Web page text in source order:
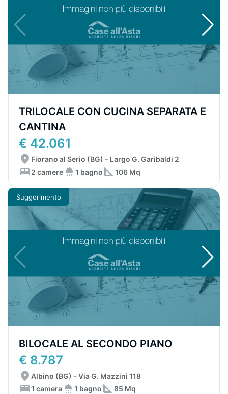
TRILOCALE CON CUCINA SEPARATA E
CANTINA
€ 42.061
Fiorano al Serio (BG) - Largo G. Garibaldi 2
2 camere
1 bagno 106 Mq
Suggerimento
BILOCALE AL SECONDO PIANO
€ 8.787
Albino (BG) - Via G. Mazzini 118
1 camera
1 bagno 85 Mq